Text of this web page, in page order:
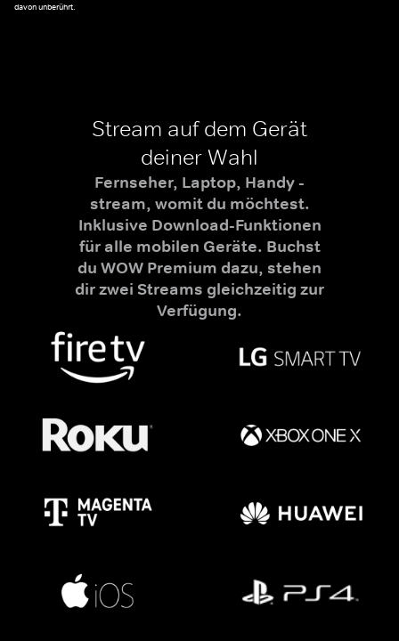
davon unberührt.
Stream auf dem Gerät
deiner Wahl
Fernseher, Laptop, Handy -
stream, womit du möchtest.
Inklusive Download-Funktionen
für alle mobilen Geräte. Buchst
du WOW Premium dazu, stehen
dir zwei Streams gleichzeitig zur
Verfügung.